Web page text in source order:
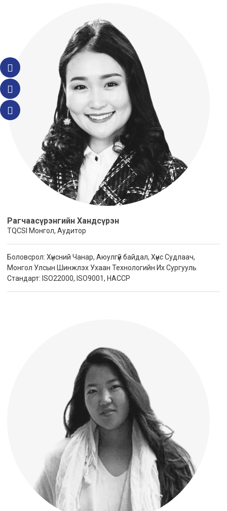
Рагчаасүрэнгийн Хандсүрэн
TQCSI Монгол, Аудитор
Боловсрол: Хүнсний Чанар, Аюулгүй байдал, Хүнс Судлаач,
Монгол Улсын Шинжлэх Ухаан Технологийн Их Сургууль
Стандарт: ISO22000, ISO9001, HACCP